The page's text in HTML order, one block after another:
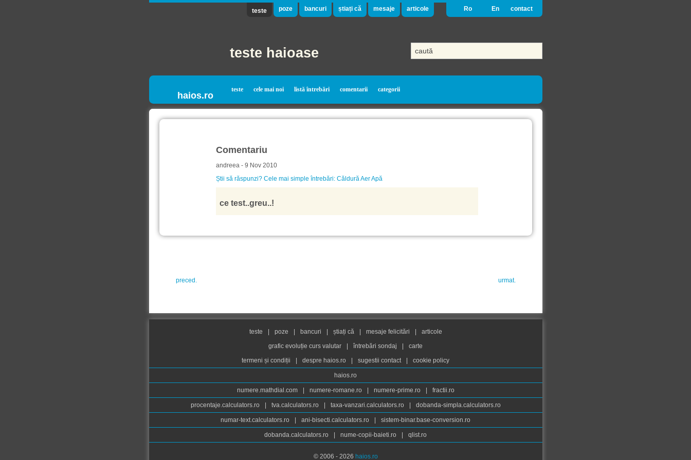
teste poze bancuri știați că mesaje articole Ro En contact
teste haioase
haios.ro
teste cele mai noi listă întrebări comentarii categorii
Comentariu
andreea - 9 Nov 2010
Știi să răspunzi? Cele mai simple întrebări: Căldură Aer Apă
ce test..greu..!
preced. urmat.
teste poze bancuri știați că mesaje felicitări
articole
grafic evoluție curs valutar
întrebări sondaj
carte
termeni și condiții
despre haios.ro sugestii contact cookie policy
haios.ro
numere.mathdial.com numere-romane.ro numere-prime.ro fractii.ro
procentaje.calculators.ro tva.calculators.ro taxa-vanzari.calculators.ro dobanda-simpla.calculators.ro
numar-text.calculators.ro ani-bisecti.calculators.ro sistem-binar.base-conversion.ro
dobanda.calculators.ro nume-copii-baieti.ro qlist.ro
© 2006 - 2026 haios.ro